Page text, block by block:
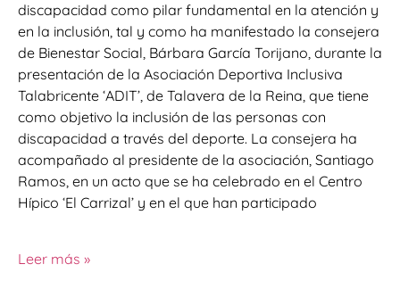
discapacidad como pilar fundamental en la atención y
en la inclusión, tal y como ha manifestado la consejera
de Bienestar Social, Bárbara García Torijano, durante la
presentación de la Asociación Deportiva Inclusiva
Talabricente ‘ADIT’, de Talavera de la Reina, que tiene
como objetivo la inclusión de las personas con
discapacidad a través del deporte. La consejera ha
acompañado al presidente de la asociación, Santiago
Ramos, en un acto que se ha celebrado en el Centro
Hípico ‘El Carrizal’ y en el que han participado
Leer más »